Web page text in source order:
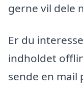
gerne vil dele
Er du
indholdet
sende en mail